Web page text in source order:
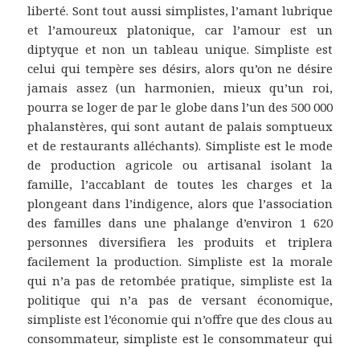
liberté. Sont tout aussi simplistes, l’amant lubrique
et l’amoureux platonique, car l’amour est un
diptyque et non un tableau unique. Simpliste est
celui qui tempère ses désirs, alors qu’on ne désire
jamais assez (un harmonien, mieux qu’un roi,
pourra se loger de par le globe dans l’un des 500 000
phalanstères, qui sont autant de palais somptueux
et de restaurants alléchants). Simpliste est le mode
de production agricole ou artisanal isolant la
famille, l’accablant de toutes les charges et la
plongeant dans l’indigence, alors que l’association
des familles dans une phalange d’environ 1 620
personnes diversifiera les produits et triplera
facilement la production. Simpliste est la morale
qui n’a pas de retombée pratique, simpliste est la
politique qui n’a pas de versant économique,
simpliste est l’économie qui n’offre que des clous au
consommateur, simpliste est le consommateur qui